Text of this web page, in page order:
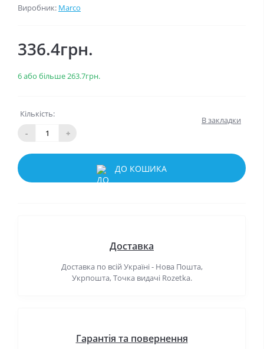
Виробник: Marco
336.4грн.
6 або більше 263.7грн.
Кількість:
-
+
В закладки
ДО КОШИКА
Доставка
Доставка по всій Україні - Нова Пошта,
Укрпошта, Точка видачі Rozetka.
Гарантія та повернення